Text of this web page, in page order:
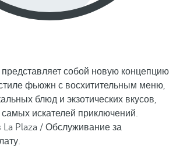
собой новую концепцию
фьюжн с восхитительным меню,
блюд и экзотических вкусов,
искателей приключений.
La Plaza / Обслуживание за